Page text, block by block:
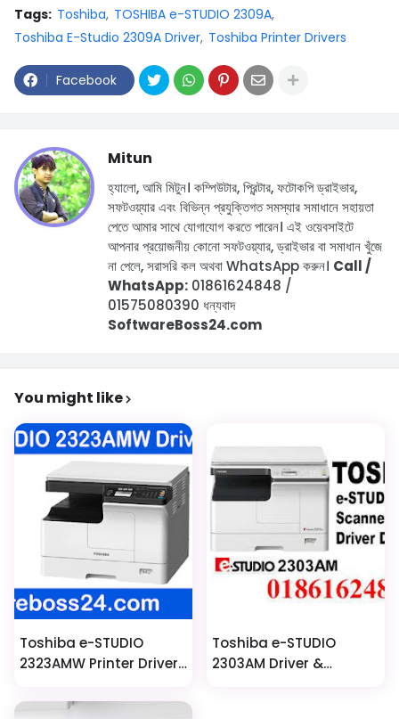
Tags: Toshiba TOSHIBA e-STUDIO 2309A
Toshiba E-Studio 2309A Driver Toshiba Printer Drivers
Facebook
Mitun
হ্যালো, আমি মিটুন। কম্পিউটার, প্রিন্টার, ফটোকপি ড্রাইভার,
সফটওয়্যার এবং বিভিন্ন প্রযুক্তিগত সমস্যার সমাধানে সহায়তা
পেতে আমার সাথে যোগাযোগ করতে পারেন। এই ওয়েবসাইটে
আপনার প্রয়োজনীয় কোনো সফটওয়্যার, ড্রাইভার বা সমাধান খুঁজে
না পেলে, সরাসরি কল অথবা WhatsApp করুন। Call /
WhatsApp: 01861624848 /
01575080390 ধন্যবাদ
SoftwareBoss24.com
You might like
Toshiba e-STUDIO
2323AMW Printer Driver
Toshiba e-STUDIO
2303AM Driver &